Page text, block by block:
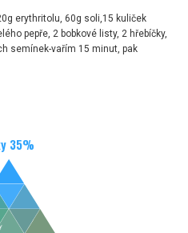
erythritolu, 60g soli,15 kuliček
pepře, 2 bobkové listy, 2 hřebíčky,
semínek-vařím 15 minut, pak
35%